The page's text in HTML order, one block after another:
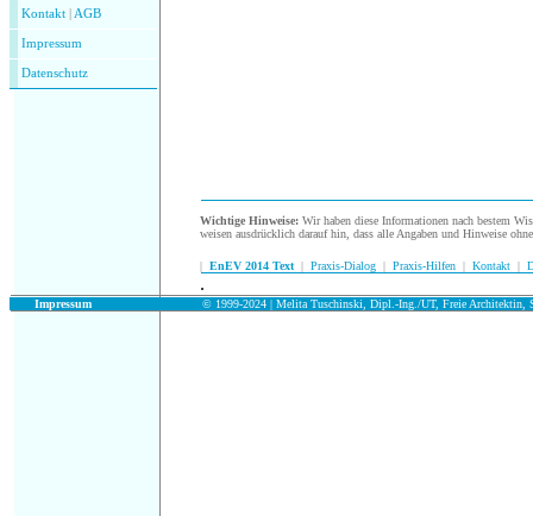
Kontakt AGB
Impressum
Datenschutz
Wichtige Hinweise: Wir haben diese Informationen nach bestem
weisen ausdrücklich darauf hin, dass alle Angaben und Hinweise
| EnEV 2014 Text | Praxis-Dialog | Praxis-Hilfen | Kontakt |
.
Impressum © 1999-2024 | Melita Tuschinski, Dipl.-Ing./UT, Freie Architektin,